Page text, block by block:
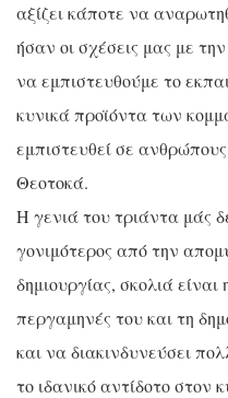
αξίζει κάποτε να
ήσαν οι σχέσεις μας με
να εμπιστευθούμε το
κυνικά προϊόντα των
εμπιστευθεί σε
Θεοτοκά.
Η γενιά του τριάντα μάς
γονιμότερος από την
δημιουργίας, σκολιά είναι
περγαμηνές του και τη
και να διακινδυνεύσει
το ιδανικό αντίδοτο στον